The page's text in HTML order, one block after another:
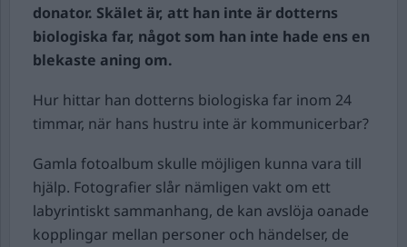
donator. Skälet är, att han inte är dotterns
biologiska far, något som han inte hade ens en
blekaste aning om.
Hur hittar han dotterns biologiska far inom 24
timmar, när hans hustru inte är kommunicerbar?
Gamla fotoalbum skulle möjligen kunna vara till
hjälp. Fotografier slår nämligen vakt om ett
labyrintiskt sammanhang, de kan avslöja oanade
kopplingar mellan personer och händelser, de